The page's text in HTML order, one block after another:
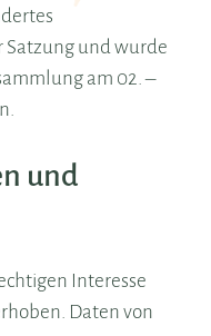
Satzung und wurde
am 02. –
und
Interesse
Daten von